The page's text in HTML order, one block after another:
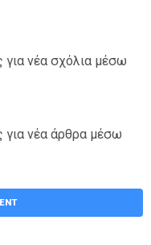
για νέα σχόλια μέσω
για νέα άρθρα μέσω